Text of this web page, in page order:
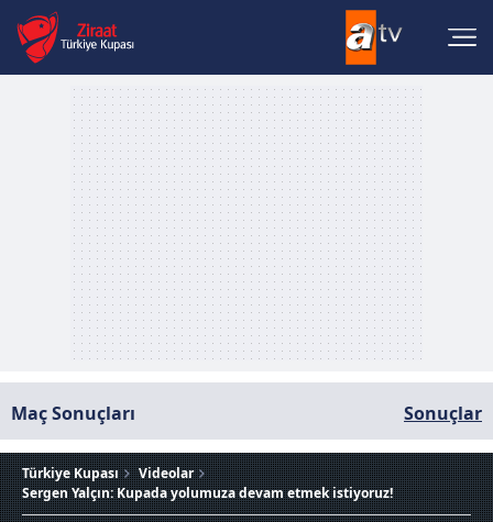
Maç Sonuçları Sonuçlar
Türkiye Kupası
Videolar
Sergen Yalçın: Kupada yolumuza devam etmek istiyoruz!